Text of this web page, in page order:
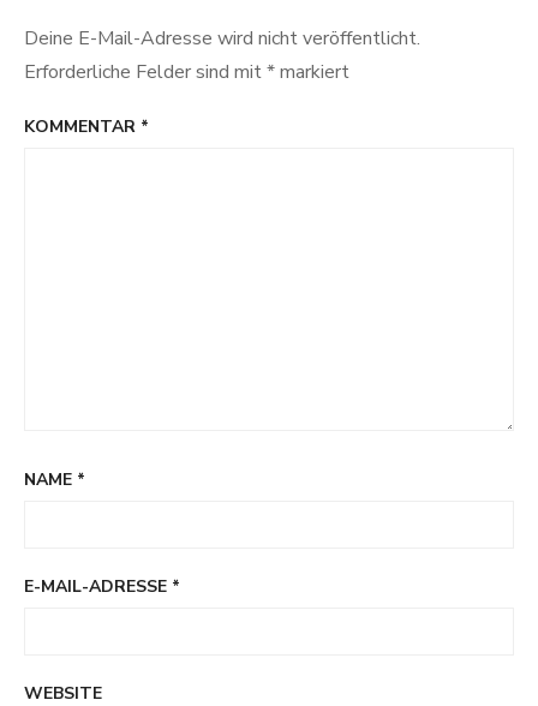
Deine E-Mail-Adresse wird nicht veröffentlicht.
Erforderliche Felder sind mit*markiert
KOMMENTAR *
NAME *
E-MAIL-ADRESSE *
WEBSITE